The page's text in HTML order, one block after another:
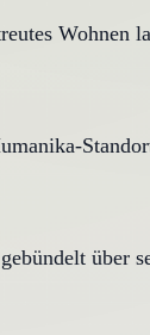
Wohnen
über